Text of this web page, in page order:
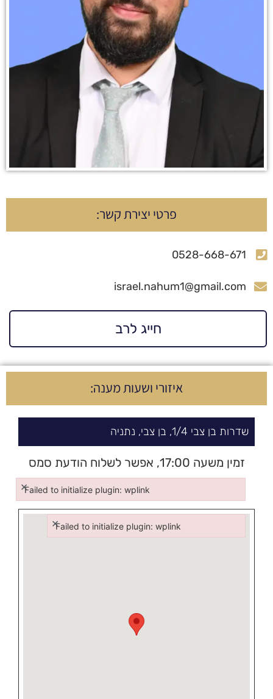
פרטי יצירת קשר:
0528-668-671
israel.nahum1@gmail.com
חייג לרב
איזורי ושעות מענה:
שדרות בן צבי 4/
1, בן צבי, נתניה
זמין משעה 17:00, אפשר לשלוח הודעת סמס
כשלא עונה ובע"ה אחזור בהקדם
Failed to initialize plugin: wplink
×
Failed to initialize plugin: wplink
×
Failed to initialize plugin: wplink